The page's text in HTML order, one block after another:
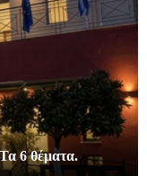
6 θέματα.